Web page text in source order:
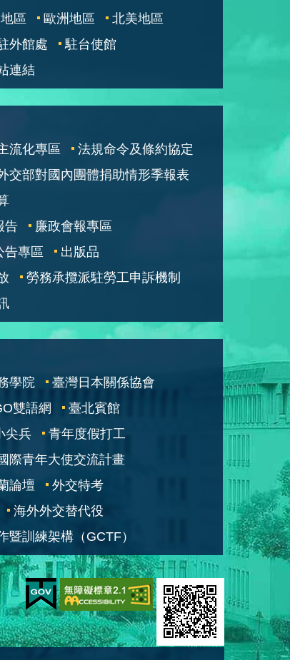
區 歐洲地區
北美地區
外館處
駐台使館
連結
流化專區
法規命令及條約協定
交部對國內團體捐助情形季報表
告
廉政會報專區
告專區
出版品
勞務承攬派駐勞工申訴機制
學院
臺灣日本關係協會
雙語網
臺北賓館
尖兵
青年度假打工
際青年大使交流計畫
論壇
外交特考
海外外交替代役
暨訓練架構（GCTF）